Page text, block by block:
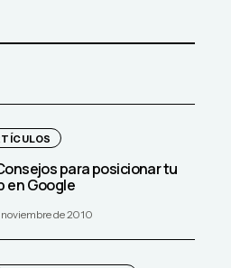
para posicionar tu
en Google
noviembre de 2010